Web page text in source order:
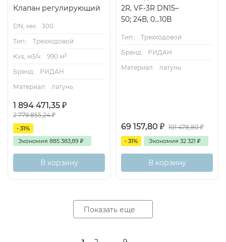
Клапан регулирующий
DN, мм:
300
Тип.:
Трехходовой
Kvs, м3/ч:
990 м³
Бренд:
РИДАН
Материал:
латунь
1 894 471,35 ₽
2 779 855,24₽
- 31%
Экономия 885 383,89 ₽
В корзину
2R, VF-3R DN15–
50; 24В, 0…10В
Тип.:
Трехходовой
Бренд:
РИДАН
Материал:
латунь
69 157,80 ₽ 101 478,80₽
- 31% Экономия 32 321 ₽
В корзину
Показать еще